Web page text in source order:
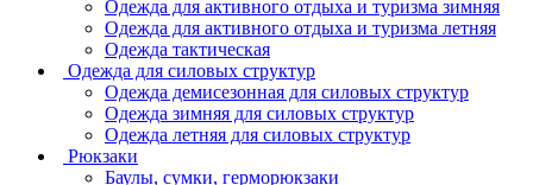
Одежда для активного отдыха и туризма зимняя
Одежда для активного отдыха и туризма летняя
Одежда тактическая
Одежда для силовых структур
Одежда демисезонная для силовых структур
Одежда зимняя для силовых структур
Одежда летняя для силовых структур
Рюкзаки
Баулы, сумки, герморюкзаки